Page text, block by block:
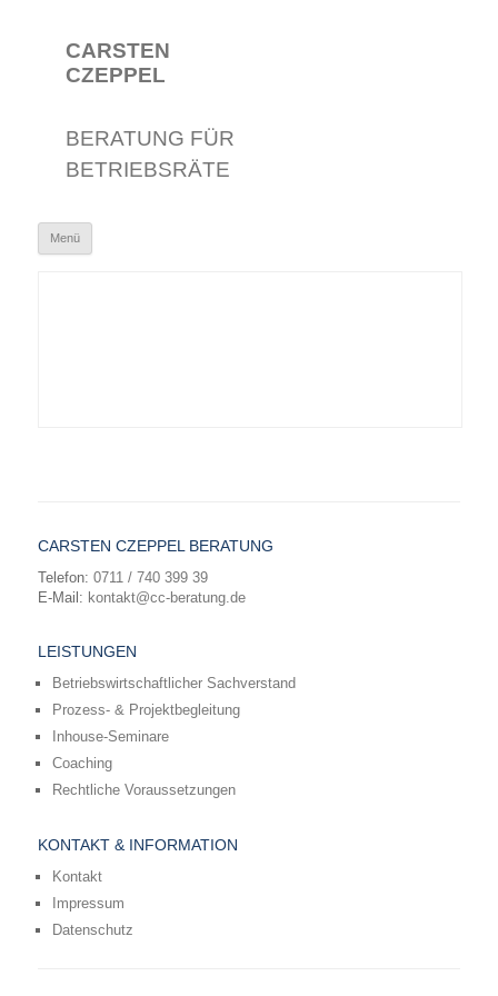
CARSTEN
CZEPPEL
BERATUNG FÜR
BETRIEBSRÄTE
Menü
CARSTEN CZEPPEL BERATUNG
Telefon: 0711 / 740 399 39
E-Mail: kontakt@cc-beratung.de
LEISTUNGEN
Betriebswirtschaftlicher Sachverstand
Prozess- & Projektbegleitung
Inhouse-Seminare
Coaching
Rechtliche Voraussetzungen
KONTAKT & INFORMATION
Kontakt
Impressum
Datenschutz